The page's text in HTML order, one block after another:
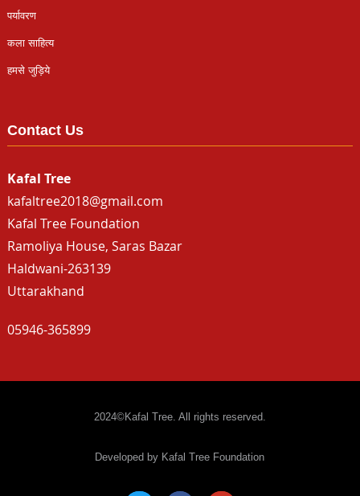
पर्यावरण
कला साहित्य
हमसे जुड़िये
Contact Us
Kafal Tree
kafaltree2018@gmail.com
Kafal Tree Foundation
Ramoliya House, Saras Bazar
Haldwani-263139
Uttarakhand
05946-365899
2024©Kafal Tree. All rights reserved.
Developed by Kafal Tree Foundation